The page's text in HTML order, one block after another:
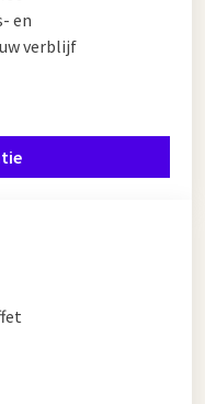
en
verblijf